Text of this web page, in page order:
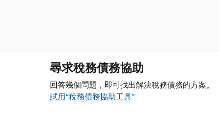
尋求稅務債務協助
回答幾個問題，即可找出解決稅務債務的方案。
試用“稅務債務協助工具”